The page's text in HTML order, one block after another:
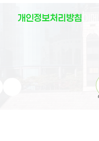
개인정보처리방침